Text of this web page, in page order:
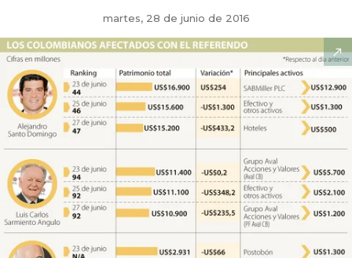
martes, 28 de junio de 2016